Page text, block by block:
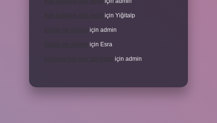
için Yiğitalp
için admin
için Esra
için admin